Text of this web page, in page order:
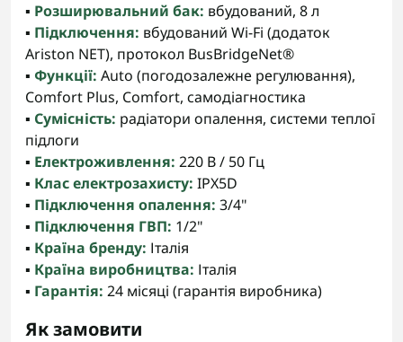
▪️ Розширювальний бак: вбудований, 8 л
▪️ Підключення: вбудований Wi-Fi (додаток
Ariston NET), протокол BusBridgeNet®
▪️ Функції: Auto (погодозалежне регулювання),
Comfort Plus, Comfort, самодіагностика
▪️ Сумісність: радіатори опалення, системи теплої
підлоги
▪️ Електроживлення: 220 В / 50 Гц
▪️ Клас електрозахисту: IPX5D
▪️ Підключення опалення: 3/4"
▪️ Підключення ГВП: 1/2"
▪️ Країна бренду: Італія
▪️ Країна виробництва: Італія
▪️ Гарантія: 24 місяці (гарантія виробника)
Як замовити